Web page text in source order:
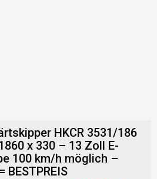
HKCR 3531/186
x 330 – 13 Zoll E-
100 km/h möglich –
BESTPREIS